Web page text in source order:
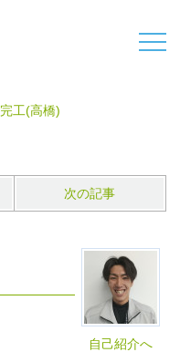
完工(高橋)
次の記事
自己紹介へ